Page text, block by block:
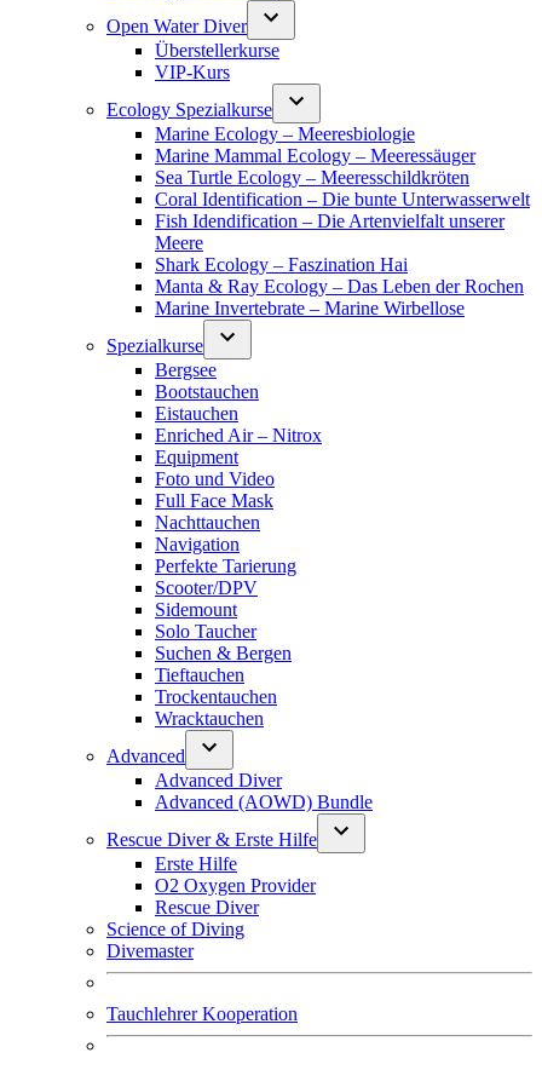
Open Water Diver
Überstellerkurse
VIP-Kurs
Ecology Spezialkurse
Marine Ecology – Meeresbiologie
Marine Mammal Ecology – Meeressäuger
Sea Turtle Ecology – Meeresschildkröten
Coral Identification – Die bunte Unterwasserwelt
Fish Idendification – Die Artenvielfalt unserer
Meere
Shark Ecology – Faszination Hai
Manta & Ray Ecology – Das Leben der Rochen
Marine Invertebrate – Marine Wirbellose
Spezialkurse
Bergsee
Bootstauchen
Eistauchen
Enriched Air – Nitrox
Equipment
Foto und Video
Full Face Mask
Nachttauchen
Navigation
Perfekte Tarierung
Scooter/DPV
Sidemount
Solo Taucher
Suchen & Bergen
Tieftauchen
Trockentauchen
Wracktauchen
Advanced
Advanced Diver
Advanced (AOWD) Bundle
Rescue Diver & Erste Hilfe
Erste Hilfe
O2 Oxygen Provider
Rescue Diver
Science of Diving
Divemaster
Tauchlehrer Kooperation